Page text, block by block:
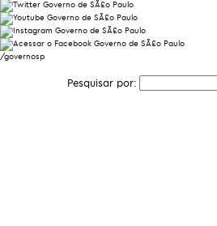
/governosp
Pesquisar por: